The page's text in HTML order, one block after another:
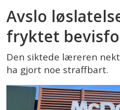
Avslo
fryktet
Den siktede læreren
ha gjort noe straffbart.